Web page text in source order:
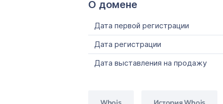
О домене
Дата первой регистрации
Дата регистрации
Дата выставления на продажу